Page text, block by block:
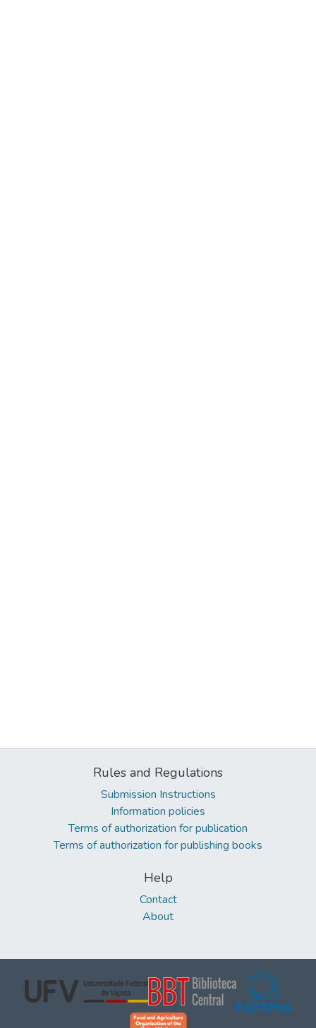
Rules and Regulations
Submission Instructions
Information policies
Terms of authorization for publication
Terms of authorization for publishing books
Help
Contact
About